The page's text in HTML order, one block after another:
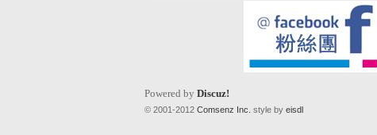
Powered by Discuz!
© 2001-2012 Comsenz Inc. style by eisdl